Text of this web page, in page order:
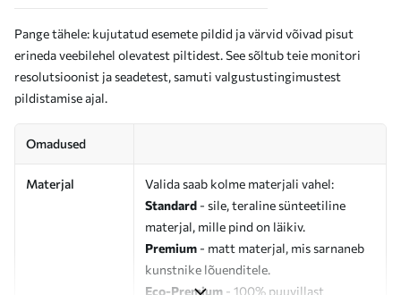
Pange tähele: kujutatud esemete pildid ja värvid võivad pisut
erineda veebilehel olevatest piltidest. See sõltub teie monitori
resolutsioonist ja seadetest, samuti valgustustingimustest
pildistamise ajal.
Omadused
Materjal
Valida saab kolme materjali vahel:
Standard - sile, teraline sünteetiline
materjal, mille pind on läikiv.
Premium - matt materjal, mis sarnaneb
kunstnike lõuenditele.
Eco-Premium - 100% puuvillast